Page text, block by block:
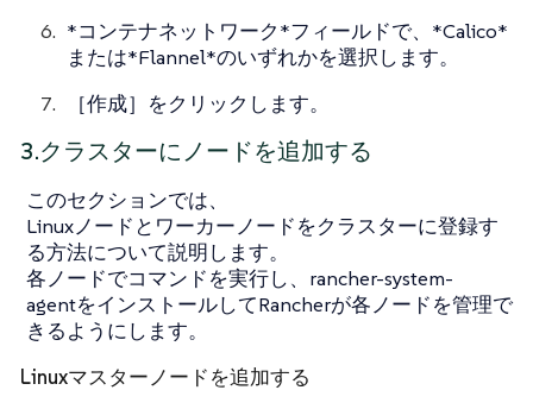
*コンテナネットワーク*フィールドで、*Calico*
または*Flannel*のいずれかを選択します。
［作成］をクリックします。
3.クラスターにノードを追加する
このセクションでは、
Linuxノードとワーカーノードをクラスターに登録す
る方法について説明します。
各ノードでコマンドを実行し、rancher-system-
agentをインストールしてRancherが各ノードを管理で
きるようにします。
Linuxマスターノードを追加する